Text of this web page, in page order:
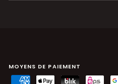
MOYENS DE PAIEMENT